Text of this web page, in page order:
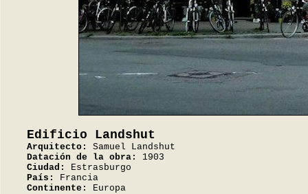
Edificio Landshut
Arquitecto:
Samuel Landshut
Datación de la obra:
1903
Ciudad:
Estrasburgo
País:
Francia
Continente:
Europa